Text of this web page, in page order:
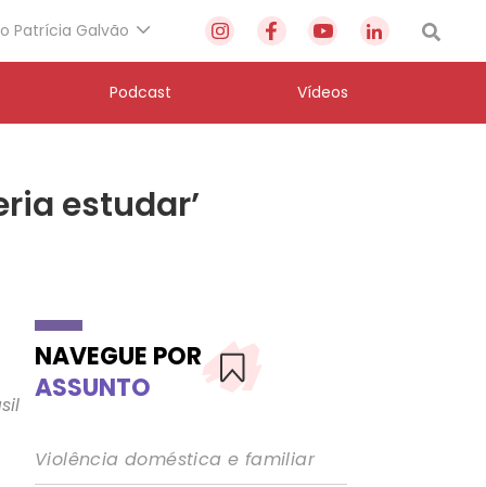
Patrícia Galvão
Podcast Vídeos
estudar’
NAVEGUE POR
ASSUNTO
Violência doméstica e familiar